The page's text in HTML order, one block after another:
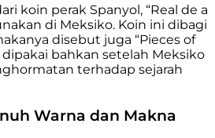
koin perak Spanyol, “Real de a
di Meksiko. Koin ini dibagi
disebut juga “Pieces of
bahkan setelah Meksiko
terhadap sejarah
Warna dan Makna